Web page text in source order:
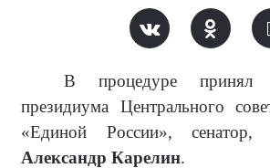
В процедуре принял
президиума Центрального
«Единой России», сенатор,
Александр Карелин.